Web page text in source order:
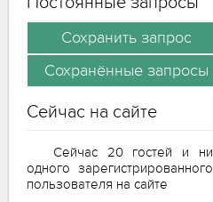
Сейчас на сайте
Сейчас 20 гостей и ни
одного зарегистрированного
пользователя на сайте